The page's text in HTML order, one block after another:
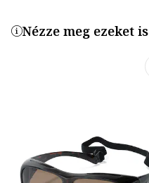
Nézze meg ezeket is